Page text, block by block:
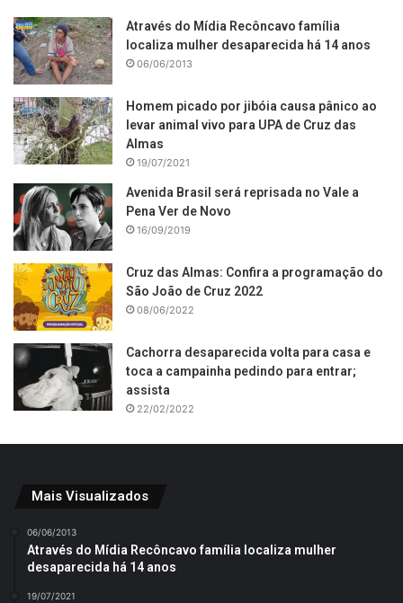
Através do Mídia Recôncavo família
localiza mulher desaparecida há 14 anos
06/06/2013
Homem picado por jibóia causa pânico ao
levar animal vivo para UPA de Cruz das
Almas
19/07/2021
Avenida Brasil será reprisada no Vale a
Pena Ver de Novo
16/09/2019
Cruz das Almas: Confira a programação do
São João de Cruz 2022
08/06/2022
Cachorra desaparecida volta para casa e
toca a campainha pedindo para entrar;
assista
22/02/2022
Mais Visualizados
06/06/2013
Através do Mídia Recôncavo família localiza mulher
desaparecida há 14 anos
19/07/2021